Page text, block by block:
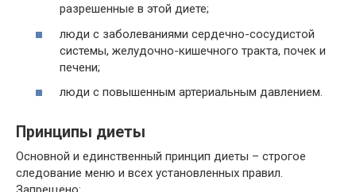
разрешенные в этой диете;
люди с заболеваниями сердечно-сосудистой
системы, желудочно-кишечного тракта, почек и
печени;
люди с повышенным артериальным давлением.
Принципы диеты
Основной и единственный принцип диеты – строгое
следование меню и всех установленных правил.